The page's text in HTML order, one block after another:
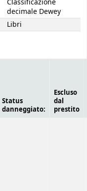
Classificazione
decimale Dewey
Libri
Status
danneggiato:
Escluso
dal
prestito